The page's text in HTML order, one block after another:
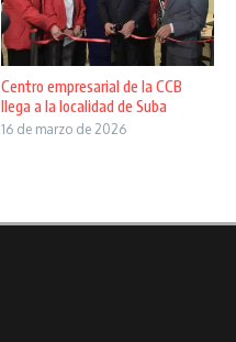
Centro empresarial de la CCB
llega a la localidad de Suba
16 de marzo de 2026